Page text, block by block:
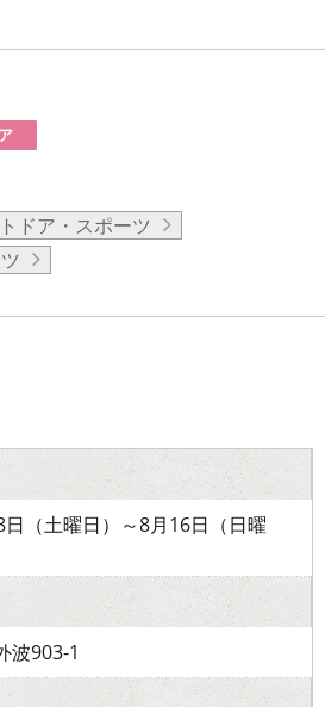
ドア・スポーツ
（土曜日）～8月16日（日曜
波903-1